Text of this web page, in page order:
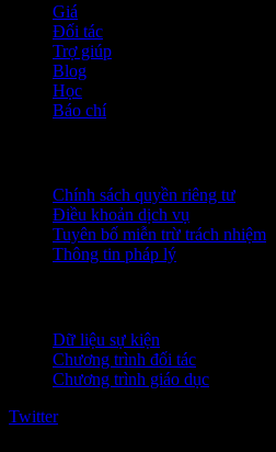
Giá
Đối tác
Trợ giúp
Blog
Học
Báo chí
Chính sách quyền riêng tư
Điều khoản dịch vụ
Tuyên bố miễn trừ trách nhiệm
Thông tin pháp lý
Dữ liệu sự kiện
Chương trình đối tác
Chương trình giáo dục
Twitter